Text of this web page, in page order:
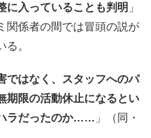
に入っていることも判明 」
関係者の間では冒頭の説が
。
ではなく、スタッフへのパ
期限の活動休止になるとい
ラだったのか…… 」（同・